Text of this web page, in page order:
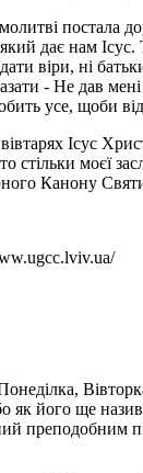
постала
дає нам
віри, ні
- Не дав
усе, щоби
Ісус
стільки моєї
Канону
як його ще
преподобним